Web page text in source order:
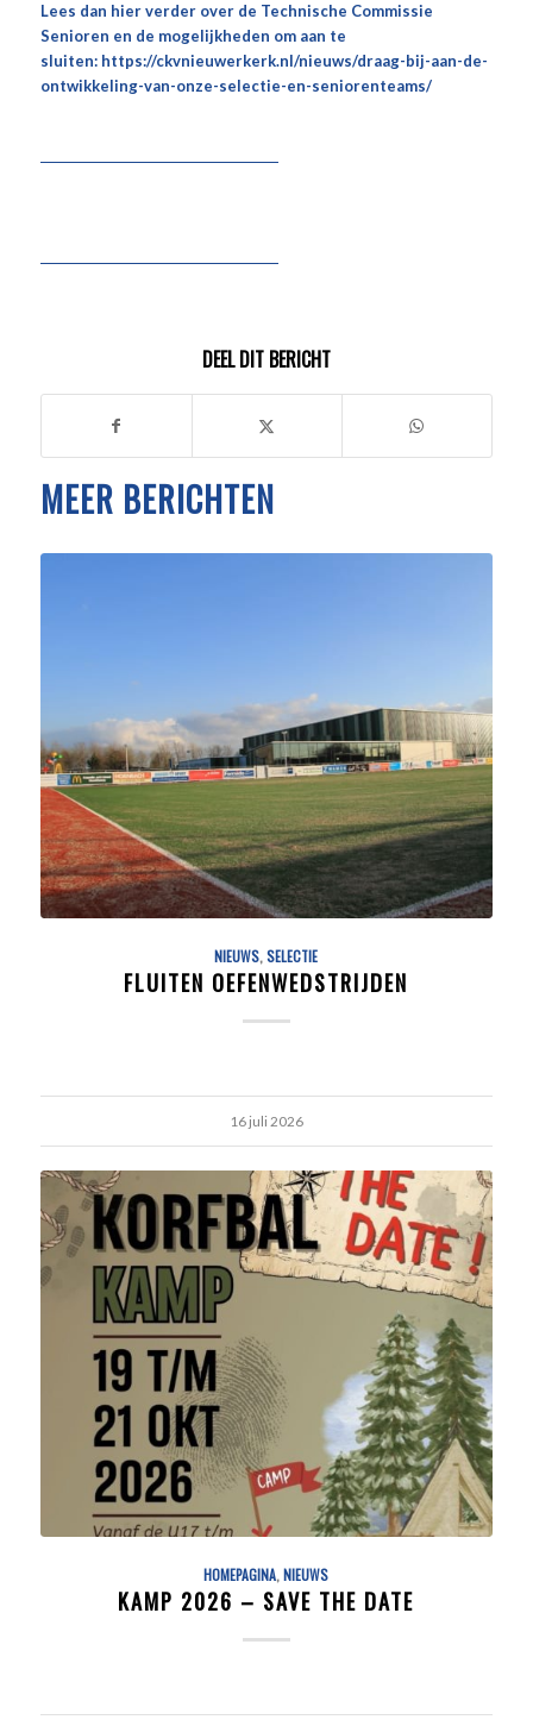
Lees dan hier verder over de Technische Commissie
Senioren en de mogelijkheden om aan te
sluiten: https://ckvnieuwerkerk.nl/nieuws/draag-bij-aan-de-
ontwikkeling-van-onze-selectie-en-seniorenteams/
DEEL DIT BERICHT
MEER BERICHTEN
NIEUWS,SELECTIE
FLUITEN OEFENWEDSTRIJDEN
16 juli 2026
HOMEPAGINA,NIEUWS
KAMP 2026 – SAVE THE DATE